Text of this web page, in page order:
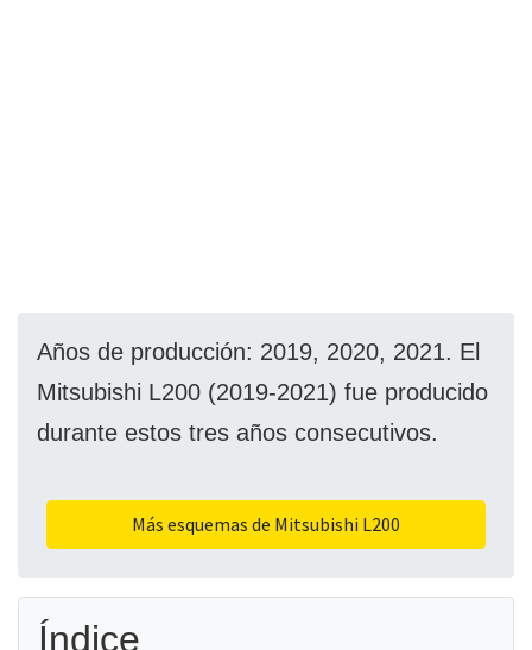
Años de producción: 2019, 2020, 2021. El
Mitsubishi L200 (2019-2021) fue producido
durante estos tres años consecutivos.
Más esquemas de Mitsubishi L200
Índice